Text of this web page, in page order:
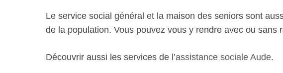
Le service social général et la maison des seniors sont
de la population. Vous pouvez vous y rendre avec ou sans
Découvrir aussi les services de l’assistance sociale Aude.